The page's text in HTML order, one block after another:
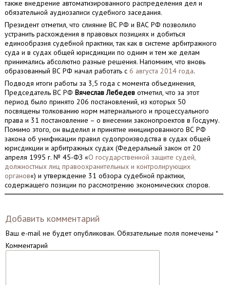
также внедрение автоматизированного распределения дел и
обязательной аудиозаписи судебного заседания.
Президент отметил, что слияние ВС РФ и ВАС РФ позволило
устранить расхождения в правовых позициях и добиться
единообразия судебной практики, так как в системе арбитражного
суда и в судах общей юрисдикции по одним и тем же делам
принимались абсолютно разные решения. Напомним, что вновь
образованный ВС РФ начал работать с 6 августа 2014 года.
Подводя итоги работы за 3,5 года с момента объединения,
Председатель ВС РФ Вячеслав Лебедевотметил, что за этот
период было принято 206 постановлений, из которых 50
посвящены толкованию норм материального и процессуального
права и 31 постановление – о внесении законопроектов в Госдуму.
Помимо этого, он выделил и принятие инициированного ВС РФ
закона об унификации правил судопроизводства в судах общей
юрисдикции и арбитражных судах (Федеральный закон от 20
апреля 1995 г. № 45-ФЗ «О государственной защите судей,
должностных лиц правоохранительных и контролирующих
органов«) и утверждение 31 обзора судебной практики,
содержащего позиции по рассмотрению экономических споров.
Добавить комментарий
Ваш e-mail не будет опубликован.Обязательные поля помечены *
Комментарий